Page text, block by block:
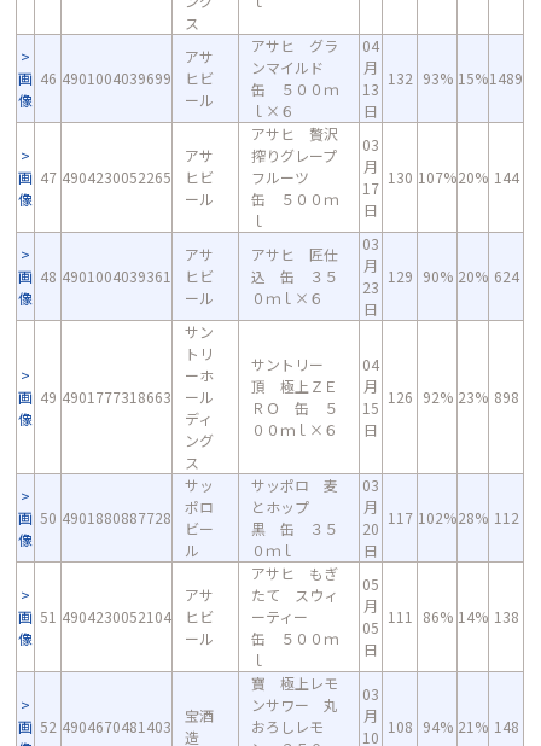
ス
画
像
46 4901004039699
アサ
ヒビ
ール
アサヒ グラ
ンマイルド
缶 ５００ｍ
ｌ×６
04
月
13
日
132 93% 15%1489
画
像
47 4904230052265
アサ
ヒビ
ール
アサヒ 贅沢
搾りグレープ
フルーツ
缶 ５００ｍ
ｌ
03
月
17
日
130 107%20% 144
画
像
48 4901004039361
アサ
ヒビ
ール
アサヒ 匠仕
込 缶 ３５
０ｍｌ×６
03
月
23
日
129 90% 20% 624
画
像
49 4901777318663
サン
トリ
ーホ
ール
ディ
ング
ス
サントリー
頂 極上ＺＥ
ＲＯ 缶 ５
００ｍｌ×６
04
月
15
日
126 92% 23% 898
画
像
50 4901880887728
サッ
ポロ
ビー
ル
サッポロ 麦
とホップ
黒 缶 ３５
０ｍｌ
03
月
20
日
117 102%28% 112
画
像
51 4904230052104
アサ
ヒビ
ール
アサヒ もぎ
たて スウィ
ーティー
缶 ５００ｍ
ｌ
05
月
05
日
111 86% 14% 138
画 52 4904670481403
宝酒
造
寶 極上レモ
ンサワー 丸
おろしレモ
03
月
10
108 94% 21% 148